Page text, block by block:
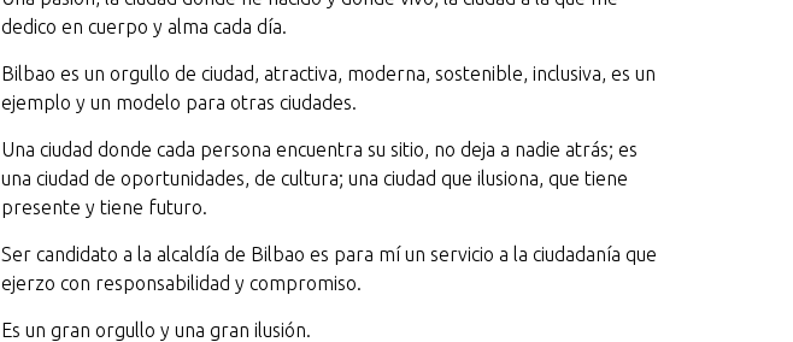
dedico en cuerpo y alma cada día.
Bilbao es un orgullo de ciudad, atractiva, moderna, sostenible, inclusiva, es un
ejemplo y un modelo para otras ciudades.
Una ciudad donde cada persona encuentra su sitio, no deja a nadie atrás; es
una ciudad de oportunidades, de cultura; una ciudad que ilusiona, que tiene
presente y tiene futuro.
Ser candidato a la alcaldía de Bilbao es para mí un servicio a la ciudadanía que
ejerzo con responsabilidad y compromiso.
Es un gran orgullo y una gran ilusión.